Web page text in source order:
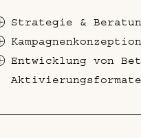
Strategie &
Kampagnenkonzeption
Entwicklung von